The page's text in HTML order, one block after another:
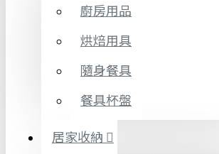
廚房用品
烘焙用具
隨身餐具
餐具杯盤
居家收納